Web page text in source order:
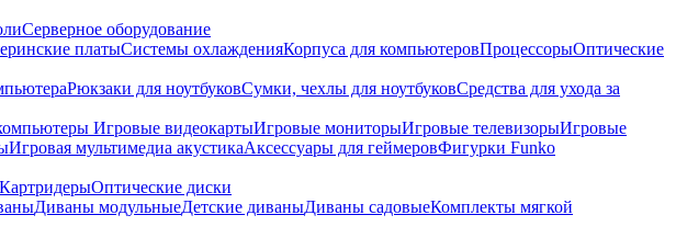
Серверное оборудование
платыСистемы охлажденияКорпуса для компьютеровПроцессорыОптические
Рюкзаки для ноутбуковСумки, чехлы для ноутбуковСредства для ухода за
Игровые видеокартыИгровые мониторыИгровые телевизорыИгровые
Игровая мультимедиа акустикаАксессуары для геймеровФигурки Funko
КартридерыОптические диски
Диваны модульныеДетские диваныДиваны садовыеКомплекты мягкой